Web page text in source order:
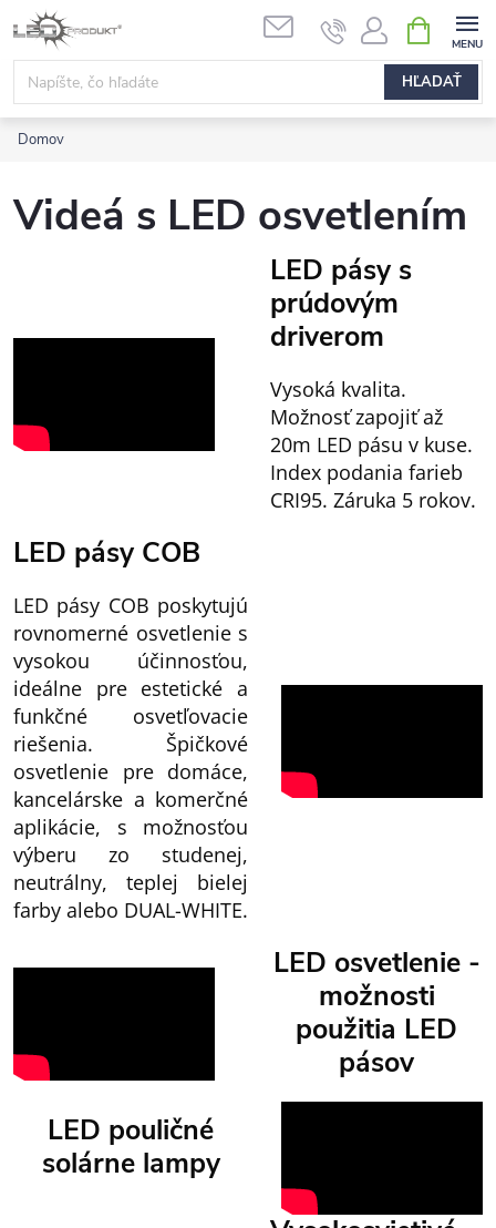
Prejsť
na
obsah
HĽADAŤ
KOŠÍK
Domov
Videá s LED osvetlením
LED pásy s
prúdovým
driverom
Vysoká kvalita.
Možnosť zapojiť až
20m LED pásu v kuse.
Index podania farieb
CRI95. Záruka 5 rokov.
LED pásy COB
LED pásy COB poskytujú
rovnomerné osvetlenie s
vysokou účinnosťou,
ideálne pre estetické a
funkčné osvetľovacie
riešenia. Špičkové
osvetlenie pre domáce,
kancelárske a komerčné
aplikácie, s možnosťou
výberu zo studenej,
neutrálny, teplej bielej
farby alebo DUAL-WHITE.
LED osvetlenie -
možnosti
použitia LED
pásov
LED pouličné
solárne lampy